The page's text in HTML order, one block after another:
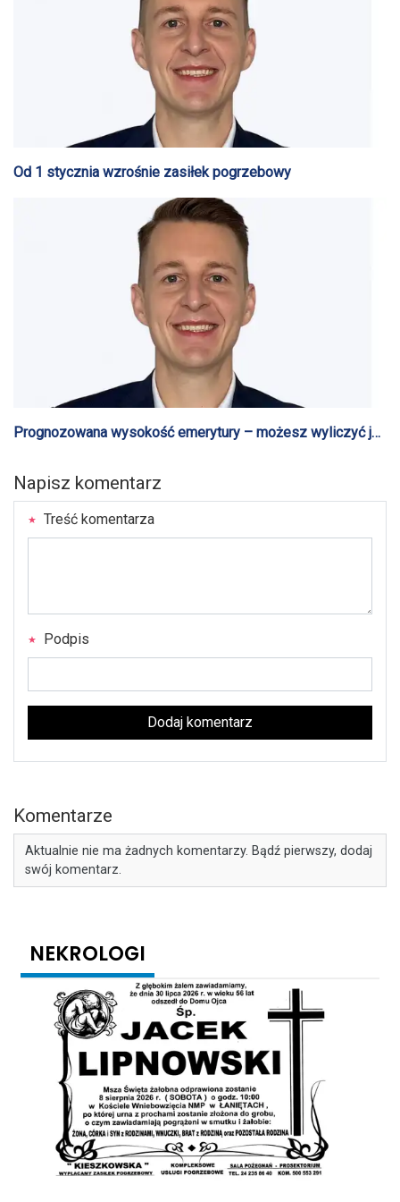
Od 1 stycznia wzrośnie zasiłek pogrzebowy
Prognozowana wysokość emerytury – możesz wyliczyć ją
Napisz komentarz
Treść komentarza
Podpis
Dodaj komentarz
Komentarze
Aktualnie nie ma żadnych komentarzy. Bądź pierwszy, dodaj
swój komentarz.
NEKROLOGI